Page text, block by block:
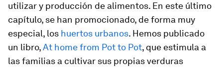
utilizar y producción de alimentos. En este último
capítulo, se han promocionado, de forma muy
especial, los huertos urbanos. Hemos publicado
un libro,At home from Pot to Pot, que estimula a
las familias a cultivar sus propias verduras